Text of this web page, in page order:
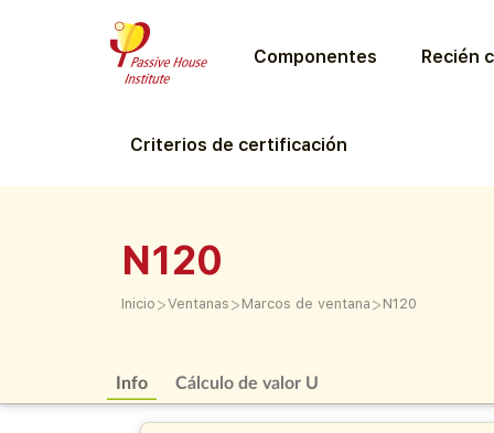
Componentes Recién
Criterios de certificación
N120
Inicio >Ventanas > Marcos de ventana > N120
Info Cálculo de valor U